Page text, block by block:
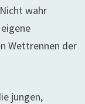
wahr
Wettrennen der
jungen,